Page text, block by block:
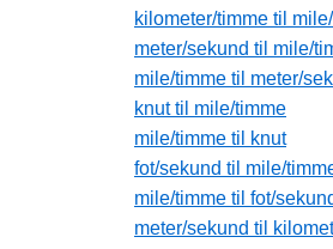
kilometer/timme til
meter/sekund til mile/
mile/timme til meter/
knut til mile/timme
mile/timme til knut
fot/sekund til mile/
mile/timme til fot/
meter/sekund til